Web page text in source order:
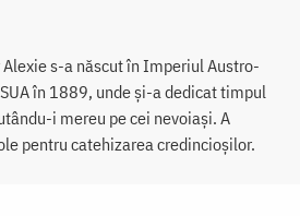
s-a născut în Imperiul Austro-
în 1889, unde și-a dedicat timpul
i mereu pe cei nevoiași. A
pentru catehizarea credincioșilor.